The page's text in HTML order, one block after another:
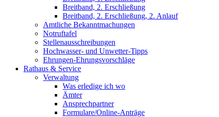
Breitband, 2. Erschließung
Breitband, 2. Erschließung, 2. Anlauf
Amtliche Bekanntmachungen
Notruftafel
Stellenausschreibungen
Hochwasser- und Unwetter-Tipps
Ehrungen-Ehrungsvorschläge
Rathaus & Service
Verwaltung
Was erledige ich wo
Ämter
Ansprechpartner
Formulare/Online-Anträge